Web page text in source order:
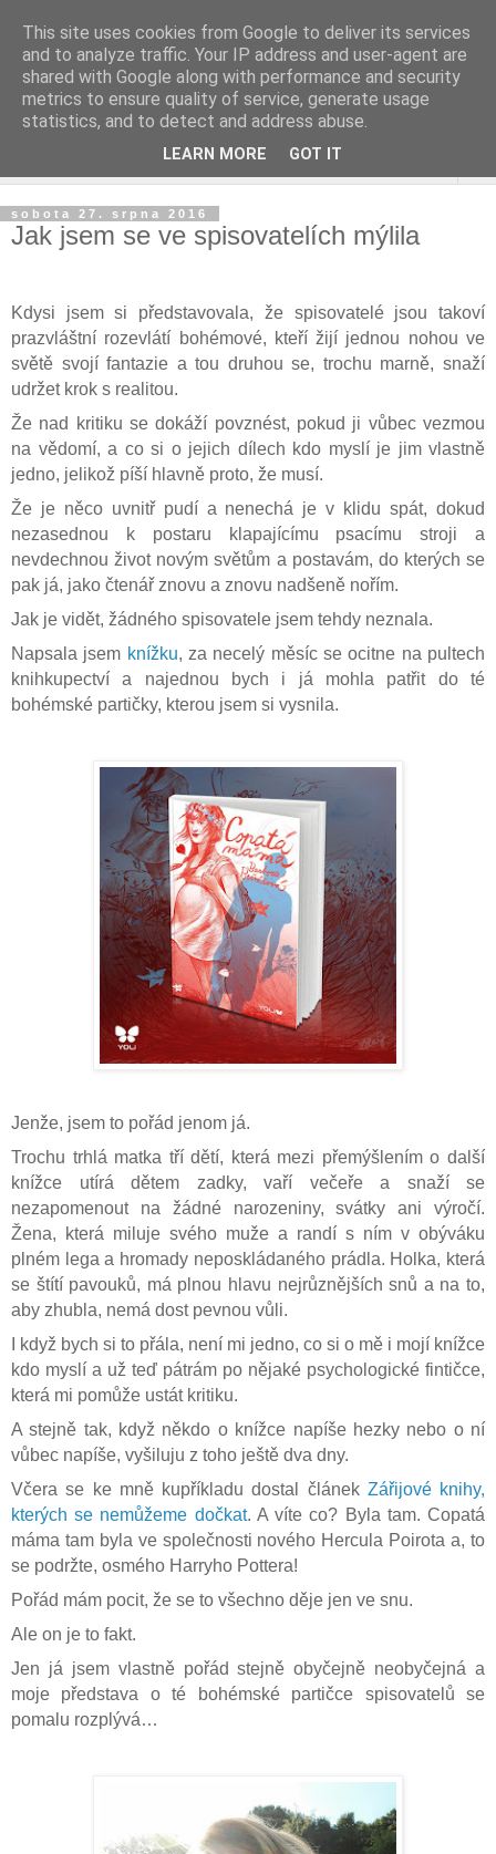
sobota 27. srpna 2016
Jak jsem se ve spisovatelích mýlila
Kdysi jsem si představovala, že spisovatelé jsou takoví
prazvláštní rozevlátí bohémové, kteří žijí jednou nohou ve
světě svojí fantazie a tou druhou se, trochu marně, snaží
udržet krok s realitou.
Že nad kritiku se dokáží povznést, pokud ji vůbec vezmou
na vědomí, a co si o jejich dílech kdo myslí je jim vlastně
jedno, jelikož píší hlavně proto, že musí.
Že je něco uvnitř pudí a nenechá je v klidu spát, dokud
nezasednou k postaru klapajícímu psacímu stroji a
nevdechnou život novým světům a postavám, do kterých se
pak já, jako čtenář znovu a znovu nadšeně nořím.
Jak je vidět, žádného spisovatele jsem tehdy neznala.
Napsala jsem knížku, za necelý měsíc se ocitne na pultech
knihkupectví a najednou bych i já mohla patřit do té
bohémské partičky, kterou jsem si vysnila.
Jenže, jsem to pořád jenom já.
Trochu trhlá matka tří dětí, která mezi přemýšlením o další
knížce utírá dětem zadky, vaří večeře a snaží se
nezapomenout na žádné narozeniny, svátky ani výročí.
Žena, která miluje svého muže a randí s ním v obýváku
plném lega a hromady neposkládaného prádla. Holka, která
se štítí pavouků, má plnou hlavu nejrůznějších snů a na to,
aby zhubla, nemá dost pevnou vůli.
I když bych si to přála, není mi jedno, co si o mě i mojí knížce
kdo myslí a už teď pátrám po nějaké psychologické fintičce,
která mi pomůže ustát kritiku.
A stejně tak, když někdo o knížce napíše hezky nebo o ní
vůbec napíše, vyšiluju z toho ještě dva dny.
Včera se ke mně kupříkladu dostal článek Zářijové knihy,
kterých se nemůžeme dočkat. A víte co? Byla tam. Copatá
máma tam byla ve společnosti nového Hercula Poirota a, to
se podržte, osmého Harryho Pottera!
Pořád mám pocit, že se to všechno děje jen ve snu.
Ale on je to fakt.
Jen já jsem vlastně pořád stejně obyčejně neobyčejná a
moje představa o té bohémské partičce spisovatelů se
pomalu rozplývá…
This site uses cookies from Google to deliver its services
and to analyze traffic. Your IP address and user-agent are
shared with Google along with performance and security
metrics to ensure quality of service, generate usage
statistics, and to detect and address abuse.
LEARN MORE GOT IT